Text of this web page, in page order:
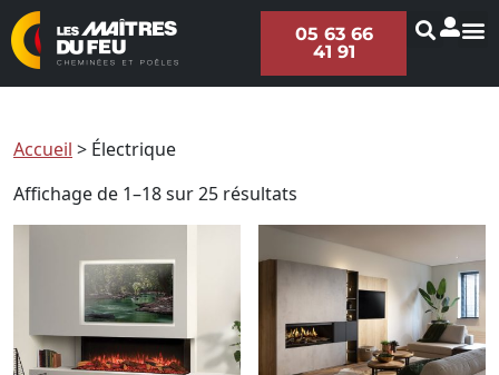
05 63 66
41 91
Accueil > Électrique
Affichage de 1–18 sur 25 résultats